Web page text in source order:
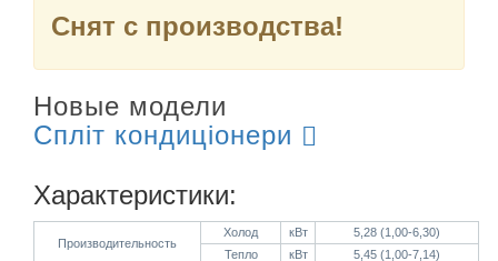
Снят с производства!
Новые модели
Спліт кондиціонери
Характеристики:
Производительность
Холод кВт
5,28 (1,00-6,30)
Тепло
кВт
5,45 (1,00-7,14)